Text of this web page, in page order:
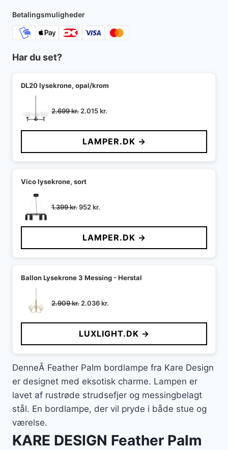
2.099 kr..
Betalingsmuligheder
Har du set?
DL20 lysekrone, opal/krom
2.699kr. Den
pris
var:
2.699 kr..
2.015kr.
pris
er:
2.015 kr..
LAMPER.DK →
Vico lysekrone, sort
1.399kr.Den
pris
var:
1.399 kr..
952kr.
pris
er:
952 kr..
LAMPER.DK →
Ballon Lysekrone 3 Messing - Herstal
2.909kr. Den
pris
var:
2.909 kr..
2.036kr.
pris
er:
2.036 kr..
LUXLIGHT.DK →
DenneÂ Feather Palm bordlampe fra Kare Design
er designet med eksotisk charme. Lampen er
lavet af rustrøde strudsefjer og messingbelagt
stål. En bordlampe, der vil pryde i både stue og
værelse.
KARE DESIGN Feather Palm